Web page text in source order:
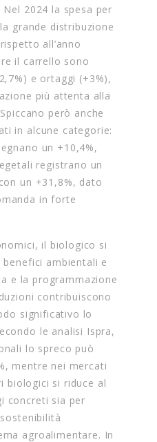
2024 la spesa per
grande distribuzione
all’anno
il carrello sono
e ortaggi (+3%),
più attenta alla
però anche
in alcune categorie:
un +10,4%,
registrano un
un +31,8%, dato
in forte
il biologico si
ambientali e
e la programmazione
contribuiscono
significativo lo
le analisi Ispra,
lo spreco può
mentre nei mercati
biologici si riduce al
concreti sia per
agroalimentare. In